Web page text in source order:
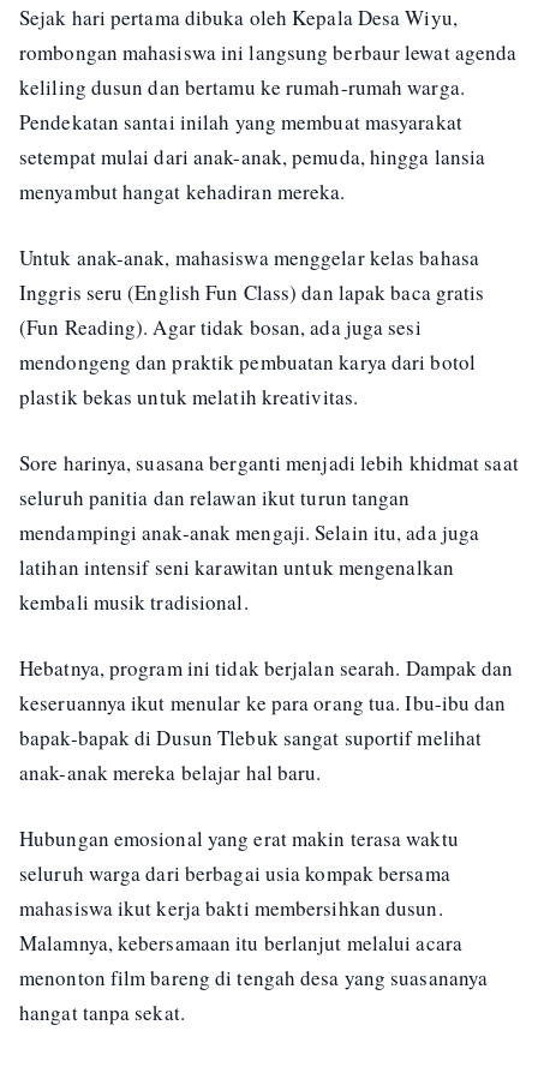
Sejak hari pertama dibuka oleh Kepala Desa Wiyu,
rombongan mahasiswa ini langsung berbaur lewat agenda
keliling dusun dan bertamu ke rumah-rumah warga.
Pendekatan santai inilah yang membuat masyarakat
setempat mulai dari anak-anak, pemuda, hingga lansia
menyambut hangat kehadiran mereka.
Untuk anak-anak, mahasiswa menggelar kelas bahasa
Inggris seru (English Fun Class) dan lapak baca gratis
(Fun Reading). Agar tidak bosan, ada juga sesi
mendongeng dan praktik pembuatan karya dari botol
plastik bekas untuk melatih kreativitas.
Sore harinya, suasana berganti menjadi lebih khidmat saat
seluruh panitia dan relawan ikut turun tangan
mendampingi anak-anak mengaji. Selain itu, ada juga
latihan intensif seni karawitan untuk mengenalkan
kembali musik tradisional.
Hebatnya, program ini tidak berjalan searah. Dampak dan
keseruannya ikut menular ke para orang tua. Ibu-ibu dan
bapak-bapak di Dusun Tlebuk sangat suportif melihat
anak-anak mereka belajar hal baru.
Hubungan emosional yang erat makin terasa waktu
seluruh warga dari berbagai usia kompak bersama
mahasiswa ikut kerja bakti membersihkan dusun.
Malamnya, kebersamaan itu berlanjut melalui acara
menonton film bareng di tengah desa yang suasananya
hangat tanpa sekat.